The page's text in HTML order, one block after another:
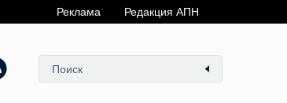
Реклама Редакция АПН